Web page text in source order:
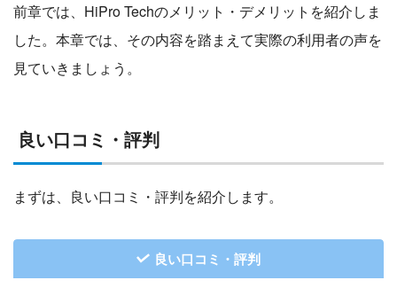
前章では、HiPro Techのメリット・デメリットを紹介しま
した。本章では、その内容を踏まえて実際の利用者の声を
見ていきましょう。
良い口コミ・評判
まずは、良い口コミ・評判を紹介します。
良い口コミ・評判